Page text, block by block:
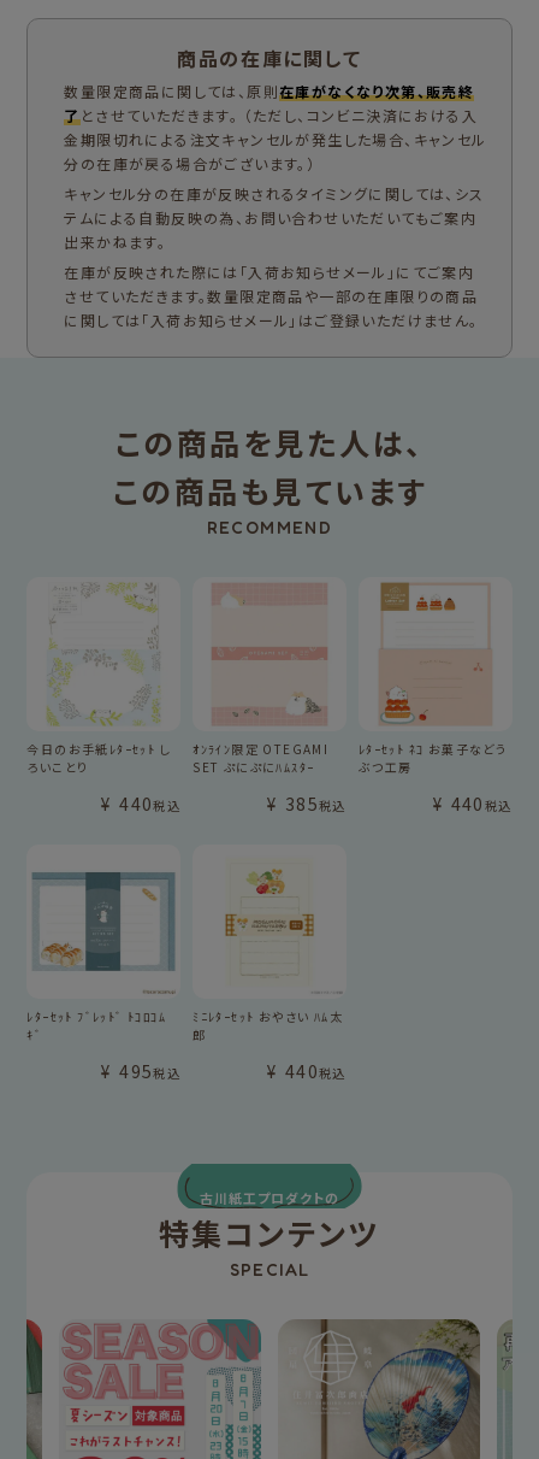
商品の在庫に関して
数量限定商品に関しては、原則在庫がなくなり次第、販売終
了とさせていただきます。 （ただし、コンビニ決済における入
金期限切れによる注文キャンセルが発生した場合、キャンセル
分の在庫が戻る場合がございます。）
キャンセル分の在庫が反映されるタイミングに関しては、シス
テムによる自動反映の為、お問い合わせいただいてもご案内
出来かねます。
在庫が反映された際には「入荷お知らせメール」にてご案内
させていただきます。数量限定商品や一部の在庫限りの商品
に関しては「入荷お知らせメール」はご登録いただけません。
この商品を見た人は、
この商品も見ています
RECOMMEND
今日のお手紙ﾚﾀｰｾｯﾄ し
ろいことり
¥ 440税込
ｵﾝﾗｲﾝ限定 OTEGAMI
SET ぷにぷにﾊﾑｽﾀｰ
¥ 385税込
ﾚﾀｰｾｯﾄ ﾈｺ お菓子などう
ぶつ工房
¥ 440 税込
ﾚﾀｰｾｯﾄ ﾌﾞﾚｯﾄﾞ ﾄｺﾛｺﾑ
ｷﾞ
¥ 495税込
ﾐﾆﾚﾀｰｾｯﾄ おやさい ﾊﾑ太
郎
¥ 440税込
古川紙工プロダクトの
特集コンテンツ
SPECIAL